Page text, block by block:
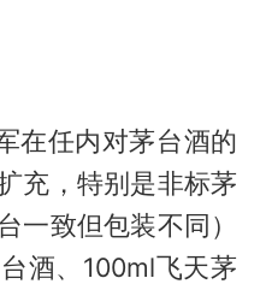
在任内对茅台酒的
充，特别是非标茅
一致但包装不同）
酒、100ml飞天茅